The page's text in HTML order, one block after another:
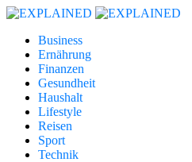
Business
Ernährung
Finanzen
Gesundheit
Haushalt
Lifestyle
Reisen
Sport
Technik